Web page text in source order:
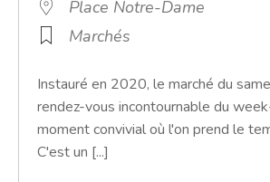
Place Notre-Dame
Marchés
Instauré en 2020, le marché du
rendez-vous incontournable du
moment convivial où l'on prend le
C'est un [...]